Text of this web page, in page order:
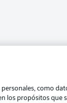
como
los propósitos